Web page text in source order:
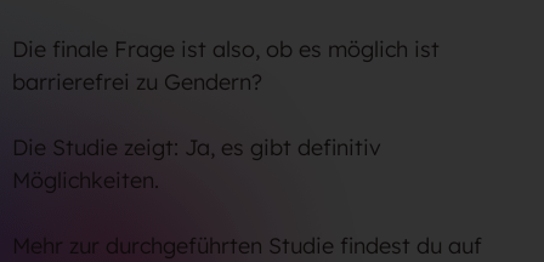
Die finale Frage ist also, ob es möglich ist
barrierefrei zu Gendern?
Die Studie zeigt: Ja, es gibt definitiv
Möglichkeiten.
Mehr zur durchgeführten Studie findest du auf